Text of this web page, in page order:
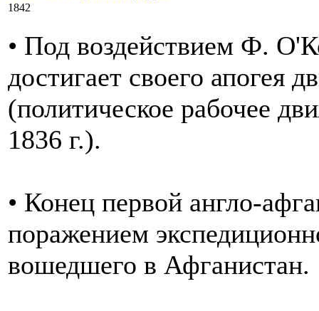
1842
• Под воздействием Ф.
достигает своего апогея
(политическое рабочее
1836 г.).
• Конец первой англо-
поражением
вошедшего в Афганистан.